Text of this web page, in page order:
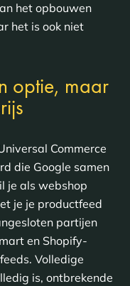
het opbouwen
het is ook niet
optie, maar
Commerce
die Google samen
je als webshop
je je productfeed
partijen
en Shopify-
Volledige
is, ontbrekende